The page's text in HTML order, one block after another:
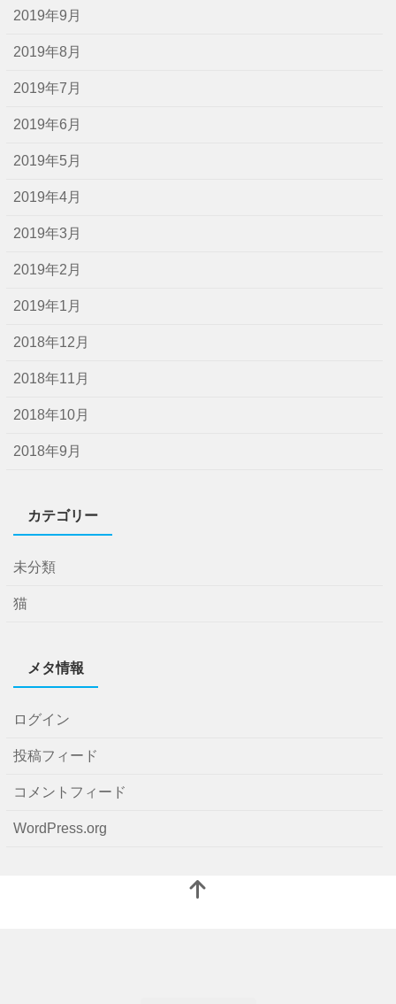
2019年9月
2019年8月
2019年7月
2019年6月
2019年5月
2019年4月
2019年3月
2019年2月
2019年1月
2018年12月
2018年11月
2018年10月
2018年9月
カテゴリー
未分類
猫
メタ情報
ログイン
投稿フィード
コメントフィード
WordPress.org